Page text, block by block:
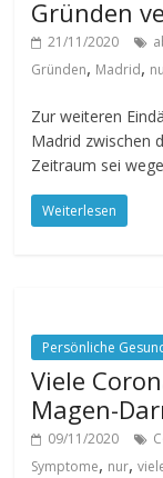
Gründen
21/11/2020
Gründen, Madrid,
Zur weiteren
Madrid zwischen
Zeitraum sei
Weiterlesen
Persönliche
Viele
Magen-
09/11/2020
Symptome, nur,